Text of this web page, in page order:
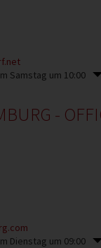
Samstag um 10:00
-
Dienstag um 09:00